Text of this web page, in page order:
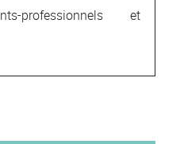
professionnels et